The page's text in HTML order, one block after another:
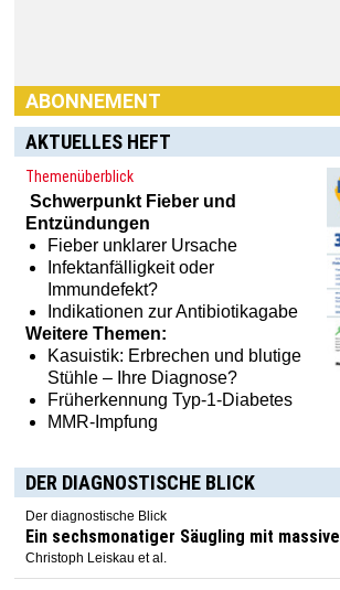
Haben Sie Interesse an einem
Sie einfach hier: [MTX]-Shop
AKTUELLES HEFT
Themenüberblick
Schwerpunkt Fieber und
Entzündungen
Fieber unklarer Ursache
Infektanfälligkeit oder
Immundefekt?
Indikationen zur Antibiotikagabe
Weitere Themen:
Kasuistik: Erbrechen und blutige
Stühle – Ihre Diagnose?
Früherkennung Typ-1-Diabetes
MMR-Impfung
DER DIAGNOSTISCHE BLICK
Der diagnostische Blick
Ein sechsmonatiger Säugling mit
Christoph Leiskau et al.